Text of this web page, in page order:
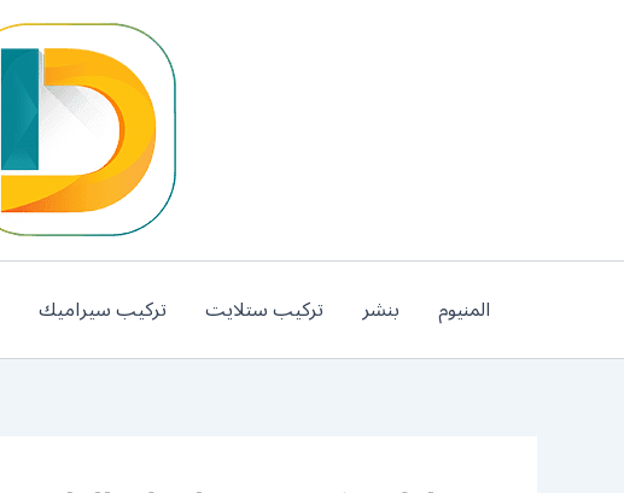
المنيوم بنشر تركيب ستلايت تركيب سيراميك